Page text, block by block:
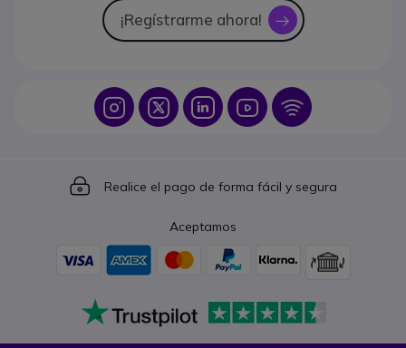
¡Regístrarme ahora! icon
Icon IconIcon Icon Icon
Icon
Realice el pago de forma fácil y segura
Aceptamos